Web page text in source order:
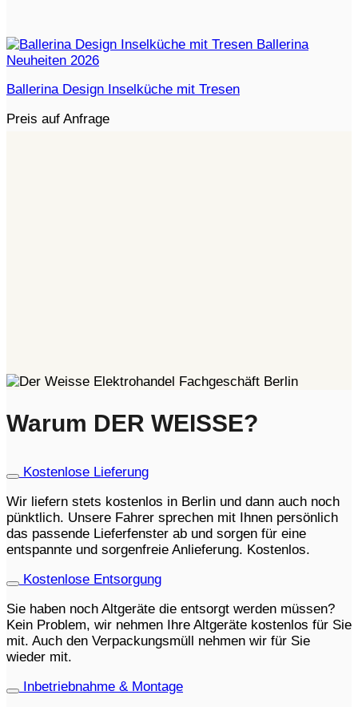
Ballerina Design Inselküche mit Tresen
Preis auf Anfrage
Warum DER WEISSE?
Kostenlose Lieferung
Wir liefern stets kostenlos in Berlin und dann auch noch
pünktlich. Unsere Fahrer sprechen mit Ihnen persönlich
das passende Lieferfenster ab und sorgen für eine
entspannte und sorgenfreie Anlieferung. Kostenlos.
Kostenlose Entsorgung
Sie haben noch Altgeräte die entsorgt werden müssen?
Kein Problem, wir nehmen Ihre Altgeräte kostenlos für Sie
mit. Auch den Verpackungsmüll nehmen wir für Sie
wieder mit.
Inbetriebnahme & Montage